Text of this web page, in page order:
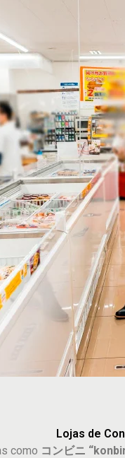
Lojas de
como コンビニ